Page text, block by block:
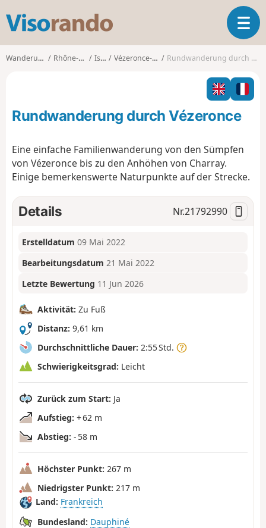
s
o
o
T
o
g
l
n
g
t
o
n
Wanderungen Rhône-Alpes Isère Vézeronce-Curtin Rundwanderung durch Vézeronce
Rundwanderung durch Vézeronce
Eine einfache Familienwanderung von den Sümpfen
von Vézeronce bis zu den Anhöhen von Charray.
Einige bemerkenswerte Naturpunkte auf der Strecke.
Details Nr.21792990
Erstelldatum 09 Mai 2022
Bearbeitungsdatum 21 Mai 2022
Letzte Bewertung 11 Jun 2026
Aktivität: Zu Fuß
Distanz: 9,61 km
Durchschnittliche Dauer: 2:55 Std.
Schwierigkeitsgrad: Leicht
Zurück zum Start: Ja
Aufstieg: + 62 m
Abstieg: - 58 m
Höchster Punkt: 267 m
Niedrigster Punkt: 217 m
Land: Frankreich
Bundesland: Dauphiné